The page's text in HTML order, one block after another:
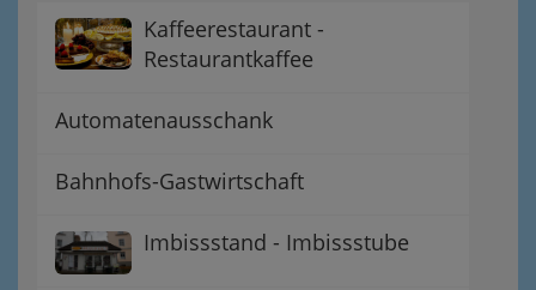
Kaffeerestaurant -
Restaurantkaffee
Automatenausschank
Bahnhofs-Gastwirtschaft
Imbissstand - Imbissstube